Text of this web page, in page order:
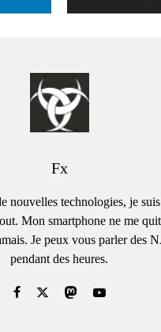
Fx
nouvelles technologies, je
Mon smartphone ne me
Je peux vous parler des
pendant des heures.